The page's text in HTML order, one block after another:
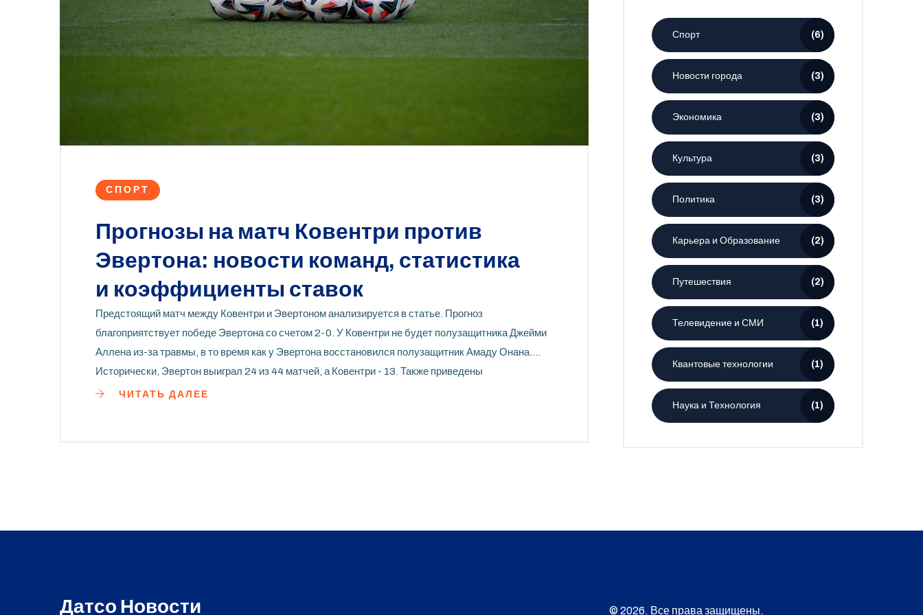
СПОРТ
Прогнозы на матч Ковентри против
Эвертона: новости команд, статистика
и коэффициенты ставок
Предстоящий матч между Ковентри и Эвертоном анализируется в статье. Прогноз
благоприятствует победе Эвертона со счетом 2-0. У Ковентри не будет полузащитника Джейми
Аллена из-за травмы, в то время как у Эвертона восстановился полузащитник Амаду Онана.
Исторически, Эвертон выиграл 24 из 44 матчей, а Ковентри - 13. Также приведены
коэффициенты ставок.
ЧИТАТЬ ДАЛЕЕ
Спорт (6)
Новости города (3)
Экономика (3)
Культура (3)
Политика (3)
Карьера и Образование (2)
Путешествия (2)
Телевидение и СМИ (1)
Квантовые технологии (1)
Наука и Технология (1)
Датсо Новости © 2026. Все права защищены.